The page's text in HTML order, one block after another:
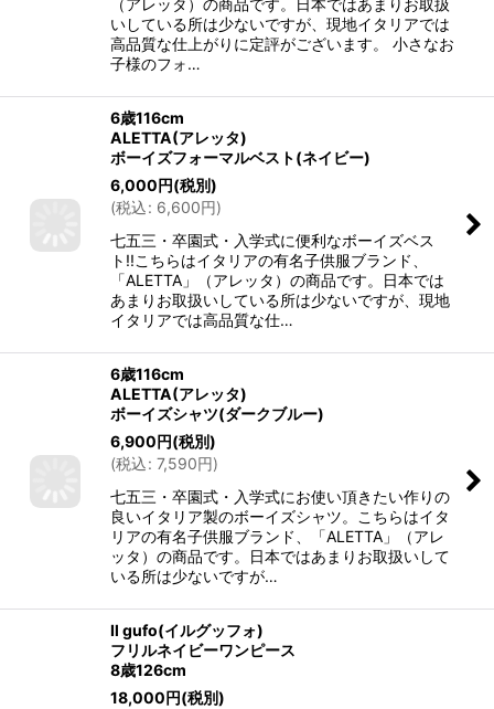
（アレッタ）の商品です。日本ではあまりお取扱
いしている所は少ないですが、現地イタリアでは
高品質な仕上がりに定評がございます。 小さなお
子様のフォ…
6歳116cm
ALETTA(アレッタ)
ボーイズフォーマルベスト(ネイビー)
6,000円(税別)
(税込: 6,600円)
七五三・卒園式・入学式に便利なボーイズベス
ト!!こちらはイタリアの有名子供服ブランド、
「ALETTA」（アレッタ）の商品です。日本では
あまりお取扱いしている所は少ないですが、現地
イタリアでは高品質な仕…
6歳116cm
ALETTA(アレッタ)
ボーイズシャツ(ダークブルー)
6,900円(税別)
(税込: 7,590円)
七五三・卒園式・入学式にお使い頂きたい作りの
良いイタリア製のボーイズシャツ。こちらはイタ
リアの有名子供服ブランド、「ALETTA」（アレ
ッタ）の商品です。日本ではあまりお取扱いして
いる所は少ないですが…
Il gufo(イルグッフォ)
フリルネイビーワンピース
8歳126cm
18,000円(税別)